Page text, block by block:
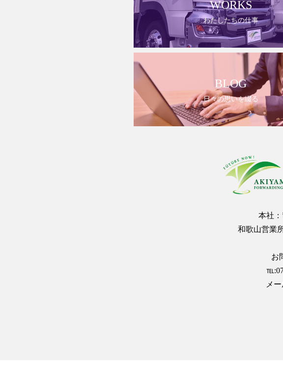
WORKS
わたしたちの仕事
BLOG
日々の思いを綴る
本社
和歌山営業
お
メ